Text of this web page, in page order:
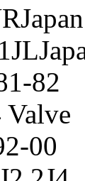
82
Valve
00